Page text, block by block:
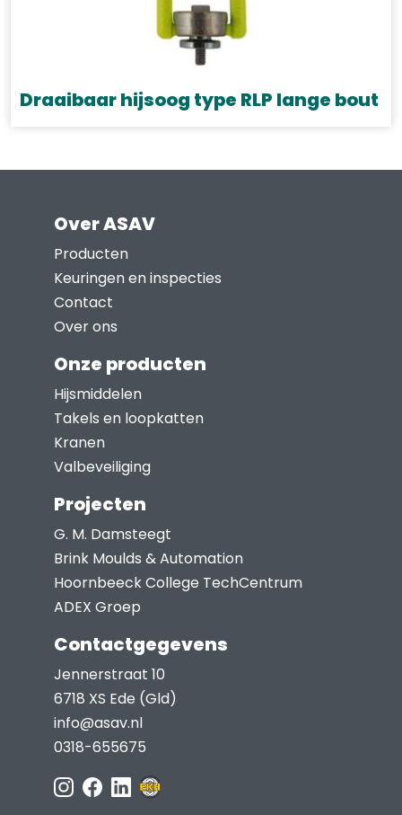
Draaibaar hijsoog type RLP lange bout
variaties.
optie
gekozen
productpagina
Over ASAV
Producten
Keuringen en inspecties
Contact
Over ons
Onze producten
Hijsmiddelen
Takels en loopkatten
Kranen
Valbeveiliging
Projecten
G. M. Damsteegt
Brink Moulds & Automation
Hoornbeeck College TechCentrum
ADEX Groep
Contactgegevens
Jennerstraat 10
6718 XS Ede (Gld)
info@asav.nl
0318-655675